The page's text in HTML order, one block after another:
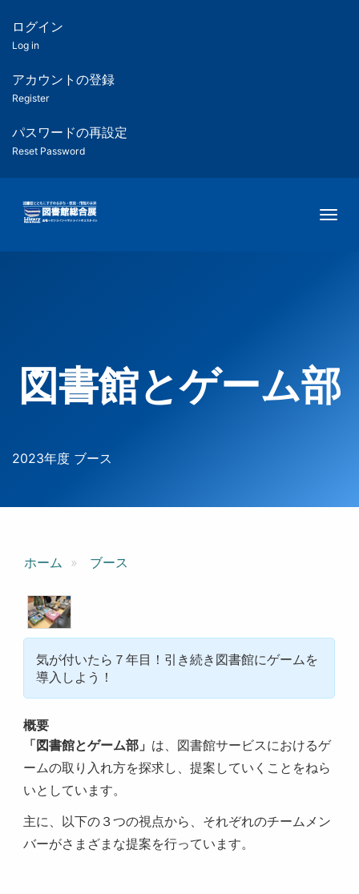
ツ
匿
名
ユ
ー
ー
用
メ
ログイン
Log in
アカウントの登録
Register
パスワードの再設定
Reset Password
図書館とゲーム部
2023年度 ブース
ホーム ブース
気が付いたら７年目！引き続き図書館にゲームを
導入しよう！
概要
「図書館とゲーム部」 は、図書館サービスにおけるゲ
ームの取り入れ方を探求し、提案していくことをねら
いとしています。
主に、以下の３つの視点から、それぞれのチームメン
バーがさまざまな提案を行っています。